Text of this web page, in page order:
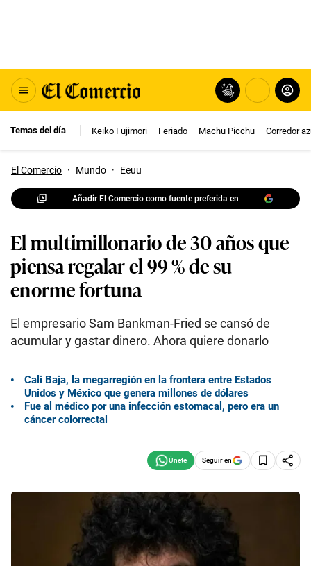
Temas del día Keiko Fujimori Feriado Machu Picchu Corredor
El Comercio · Mundo · Eeuu
Añadir El Comercio como fuente preferida en
El multimillonario de 30 años que
piensa regalar el 99 % de su
enorme fortuna
El empresario Sam Bankman-Fried se cansó de
acumular y gastar dinero. Ahora quiere donarlo
Cali Baja, la megarregión en la frontera entre Estados
Unidos y México que genera millones de dólares
Fue al médico por una infección estomacal, pero era un
cáncer colorrectal
Seguir en